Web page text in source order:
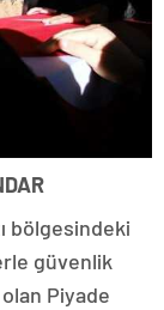
bölgesindeki
güvenlik
Piyade